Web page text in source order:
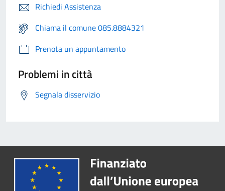
Richiedi Assistenza
Chiama il comune 085.8884321
Prenota un appuntamento
Problemi in città
Segnala disservizio